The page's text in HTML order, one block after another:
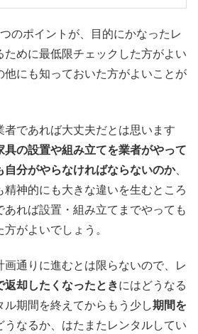
のポイントが、目的にかなったレ
ために最低限チェックした方がよい
他にも知っておいた方がよいことが
者であれば大丈夫だとは思います
具の設置や組み立てを業者がやって
自分がやらなければならないのか、
精神的にも大きな違いを生むところ
あれば設置・組み立てまでやっても
がよいでしょう。
画通りに進むとは限らないので、レ
返却したくなったときにはどうなる
期間を終えてからもう少し期間を
うなるか、はたまたレンタルしてい